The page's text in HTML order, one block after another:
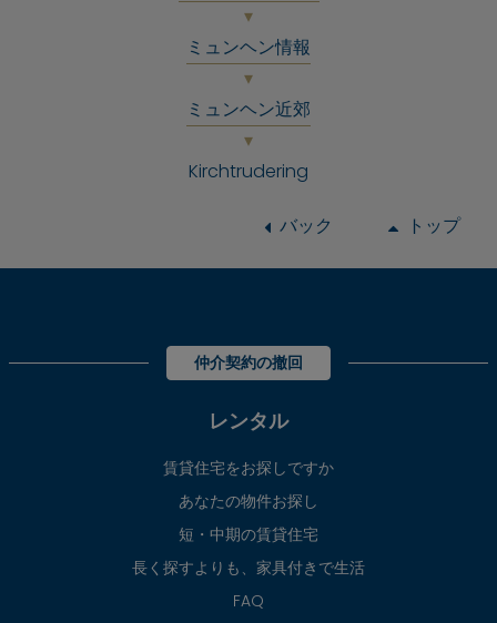
ミュンヘン情報
ミュンヘン近郊
Kirchtrudering
バック トップ
仲介契約の撤回
レンタル
賃貸住宅をお探しですか
あなたの物件お探し
短・中期の賃貸住宅
長く探すよりも、家具付きで生活
FAQ